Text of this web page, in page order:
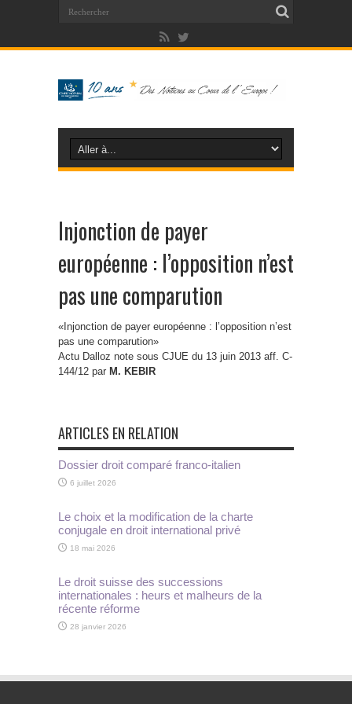
Injonction de payer
européenne : l’opposition n’est
pas une comparution
«Injonction de payer européenne : l’opposition n’est
pas une comparution»
Actu Dalloz note sous CJUE du 13 juin 2013 aff. C-
144/12 par M. KEBIR
ARTICLES EN RELATION
Dossier droit comparé franco-italien
6 juillet 2026
Le choix et la modification de la charte
conjugale en droit international privé
18 mai 2026
Le droit suisse des successions
internationales : heurs et malheurs de la
récente réforme
28 janvier 2026